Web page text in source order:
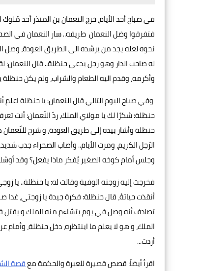
في صباح أحد الأيام، خرج النعمان بن المنذر
فتفرقوا وضل النعمان طريقه.. سار النعمان في
نحوه لعله یجد من يرشده الى الطريق العودة، وصل
له صاحب الدار وهو رجل یدعی حنظلة.. قال
وأكرمه، وقدم اليه الطعام والشراب، ولم يكن حنظلة
وفي صباح اليوم التالي قال النعمان: يا حنظلة
حنظلة: شكرًا لك يا مولاي الملك، ردّ النّعمان: أنت
حنظلة وأشار بيده إلى طريق العودة، و شرح
الرّجل الكريم، ومرت الأيام.. وأصاب الصحراء جدب
وجلس أمام كوخه الصغير يُفكر ماذا يفعل؟ وقد
فخرجت إليه زوجته الوفية وقالت له: يا حنظلة.. يا
أنقذت حياتهُ، قال حنظلة: فكرة جيدة يا زوجتي، غدا
تصادف أنه وصل في یوم یتشاءم منه الملك و یقتل
الملك، و هو لا یعلم ما اینتظره، دخل حنظلة،
أردت...
اقرأ أيضاً: قصص قصيرة للعبرة والحكمة معقصة